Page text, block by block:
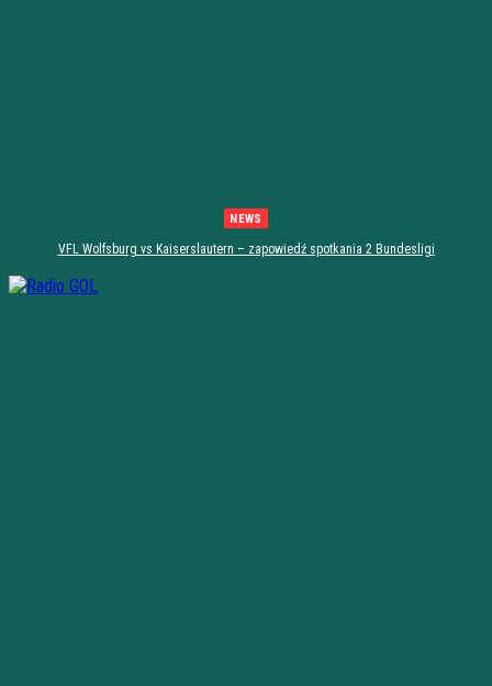
NEWS
VFL Wolfsburg vs Kaiserslautern – zapowiedź spotkania 2 Bundesligi